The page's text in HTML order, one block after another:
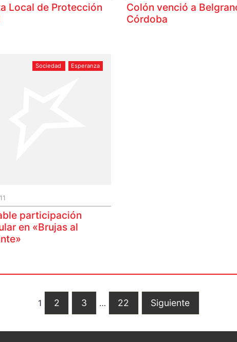
Local de Protección
Colón venció a
Córdoba
Sociedad Esperanza
participación
en «Brujas al
1 2 3 … 22 Siguiente